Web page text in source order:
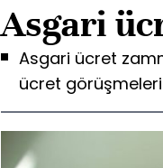
Asgari
Asgari ücret
ücret